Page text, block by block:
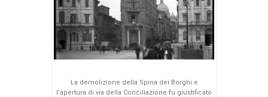
La demolizione della Spina dei Borghi e
l’apertura di via della Conciliazione fu giustificato